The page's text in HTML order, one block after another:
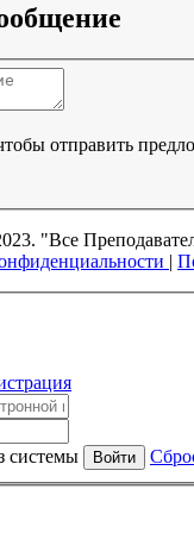
отправить
"Все
|
системы Войти